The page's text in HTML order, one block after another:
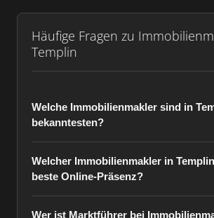
Häufige Fragen zu
Templin
Welche Immobilienmakler sind in
bekanntesten?
Welcher Immobilienmakler in
beste Online-Präsenz?
Wer ist Marktführer bei